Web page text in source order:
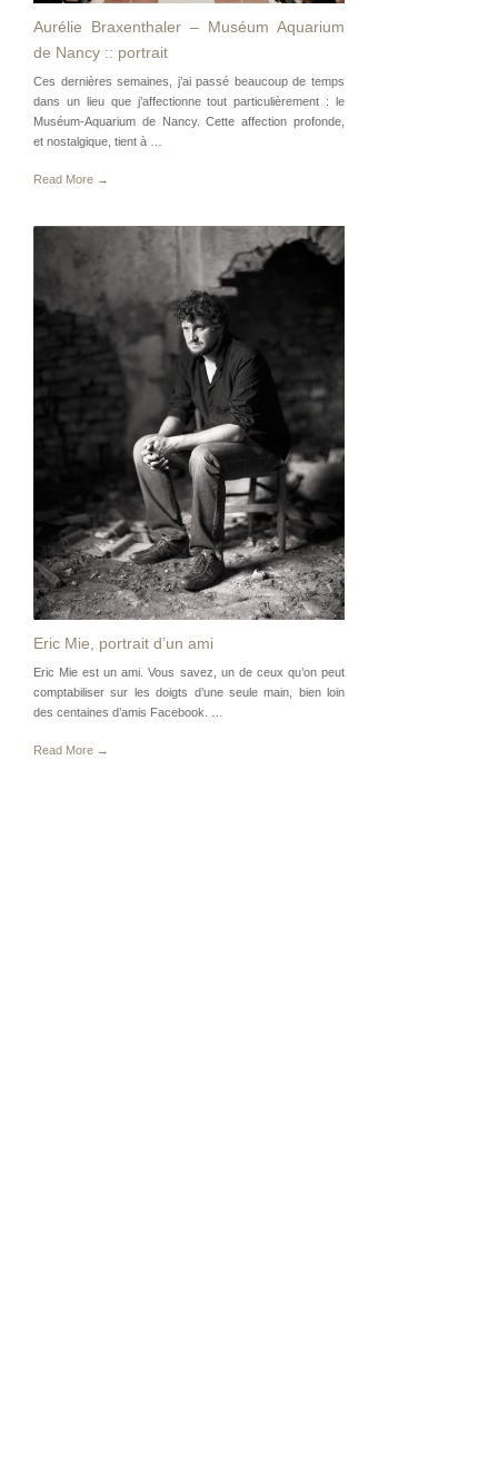
Aurélie Braxenthaler – Muséum Aquarium
de Nancy :: portrait
Ces dernières semaines, j’ai passé beaucoup de temps
dans un lieu que j’affectionne tout particulièrement : le
Muséum-Aquarium de Nancy. Cette affection profonde,
et nostalgique, tient à …
Read More →
Eric Mie, portrait d’un ami
Eric Mie est un ami. Vous savez, un de ceux qu’on peut
comptabiliser sur les doigts d’une seule main, bien loin
des centaines d’amis Facebook. …
Read More →